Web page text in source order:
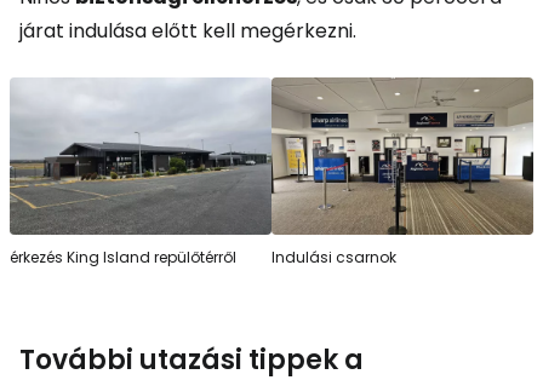
járat indulása előtt kell megérkezni.
érkezés King Island repülőtérről Indulási csarnok
További utazási tippek a